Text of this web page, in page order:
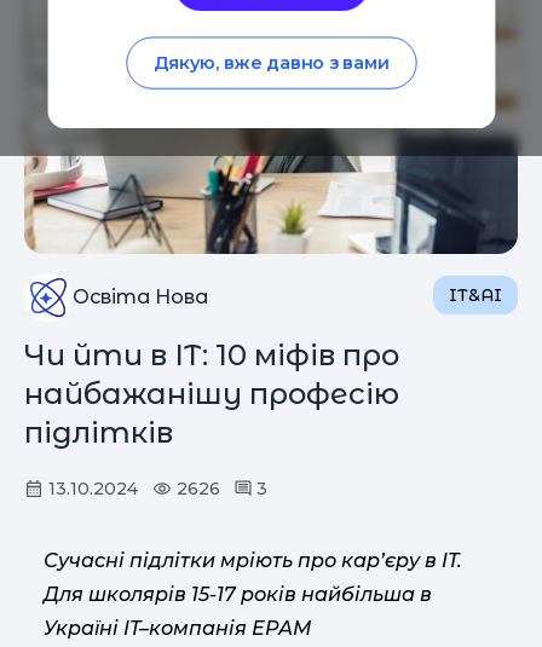
Освіта Нова IT&AI
Чи йти в ІТ: 10 міфів про
найбажанішу професію
підлітків
13.10.2024 2626 3
Сучасні підлітки мріють про кар’єру в IT.
Для школярів 15-17 років найбільша в
Україні IT–компанія ЕРАМ
Дякую, вже давно з вами